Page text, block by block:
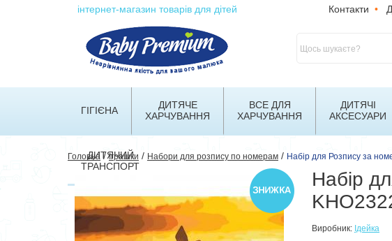
інтернет-магазин товарів для дітей Контакти •
ГІГІЄНА
ДИТЯЧЕ
ХАРЧУВАННЯ
ВСЕ ДЛЯ
ХАРЧУВАННЯ
ДИТЯЧІ
АКСЕСУАРИ
ДИТЯЧИЙ
ТРАНСПОРТ
Головна/Іграшки / Набори для розпису по номерам / Набір для Розпису за
Набір
Виробник: Ідейка